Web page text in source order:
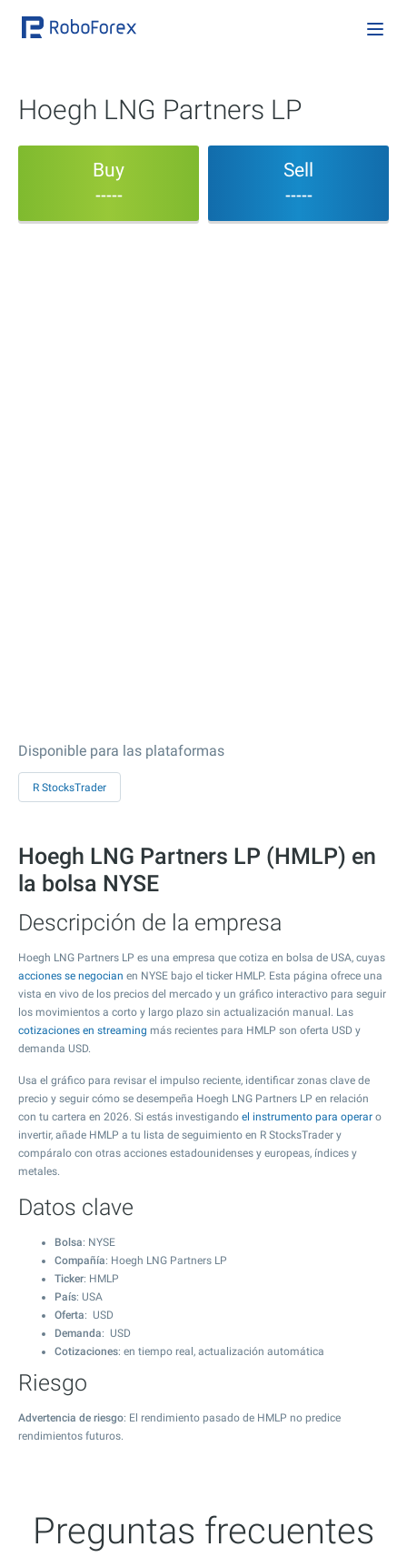
Hoegh LNG Partners LP
Buy
-----
Sell
-----
Disponible para las plataformas
R StocksTrader
Hoegh LNG Partners LP (HMLP) en
la bolsa NYSE
Descripción de la empresa
Hoegh LNG Partners LP es una empresa que cotiza en bolsa de USA, cuyas
acciones se negocian en NYSE bajo el ticker HMLP. Esta página ofrece una
vista en vivo de los precios del mercado y un gráfico interactivo para seguir
los movimientos a corto y largo plazo sin actualización manual. Las
cotizaciones en streaming más recientes para HMLP son oferta USD y
demanda USD.
Usa el gráfico para revisar el impulso reciente, identificar zonas clave de
precio y seguir cómo se desempeña Hoegh LNG Partners LP en relación
con tu cartera en 2026. Si estás investigando el instrumento para operar o
invertir, añade HMLP a tu lista de seguimiento en R StocksTrader y
compáralo con otras acciones estadounidenses y europeas, índices y
metales.
Datos clave
Bolsa: NYSE
Compañía: Hoegh LNG Partners LP
Ticker: HMLP
País: USA
Oferta: USD
Demanda: USD
Cotizaciones: en tiempo real, actualización automática
Riesgo
Advertencia de riesgo: El rendimiento pasado de HMLP no predice
rendimientos futuros.
Preguntas frecuentes